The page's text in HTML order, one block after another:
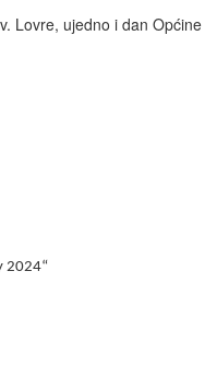
Lovre, ujedno i dan
2024“